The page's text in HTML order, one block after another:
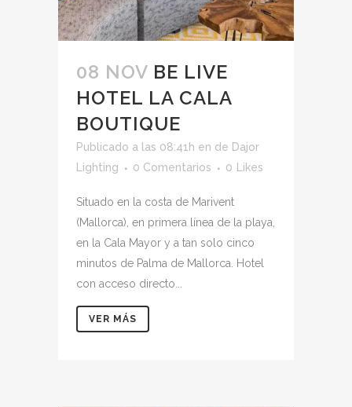
08 NOV BE LIVE
HOTEL LA CALA
BOUTIQUE
Publicado a las 08:41h en de Dajor
Lighting
0 Comentarios 0 Likes
Situado en la costa de Marivent
(Mallorca), en primera línea de la playa,
en la Cala Mayor y a tan solo cinco
minutos de Palma de Mallorca. Hotel
con acceso directo...
VER MÁS